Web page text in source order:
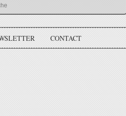
CONTACT